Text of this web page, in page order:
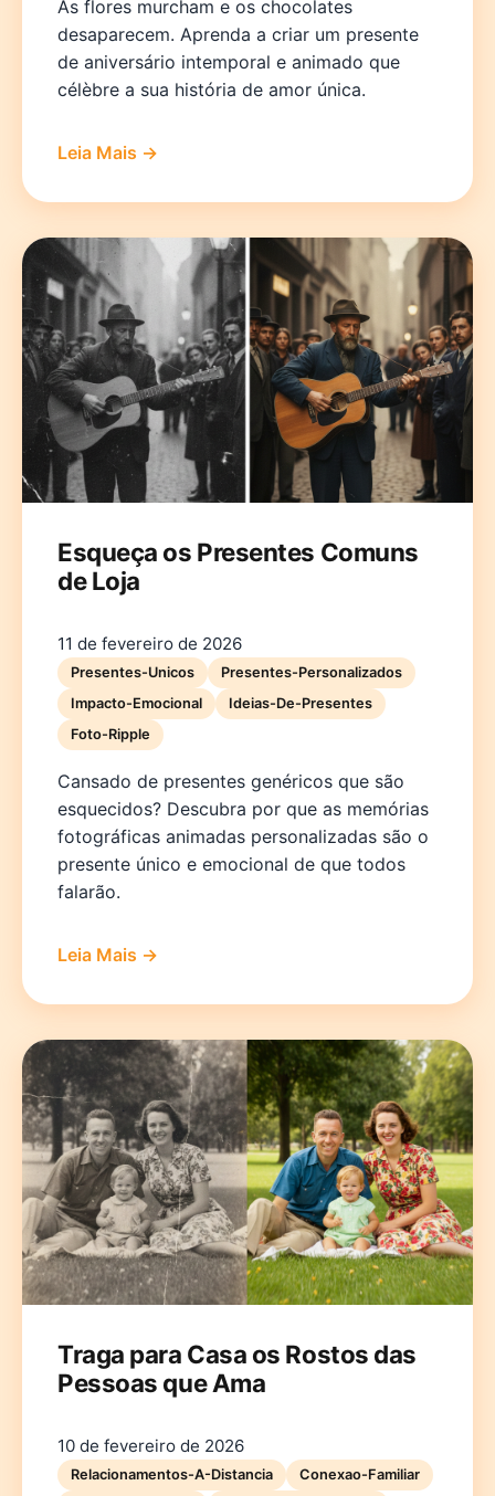
As flores murcham e os chocolates
desaparecem. Aprenda a criar um presente
de aniversário intemporal e animado que
célèbre a sua história de amor única.
Leia Mais →
Esqueça os Presentes Comuns
de Loja
11 de fevereiro de 2026
Presentes-Unicos
Presentes-Personalizados
Impacto-Emocional
Ideias-De-Presentes
Foto-Ripple
Cansado de presentes genéricos que são
esquecidos? Descubra por que as memórias
fotográficas animadas personalizadas são o
presente único e emocional de que todos
falarão.
Leia Mais →
Traga para Casa os Rostos das
Pessoas que Ama
10 de fevereiro de 2026
Relacionamentos-A-Distancia
Conexao-Familiar